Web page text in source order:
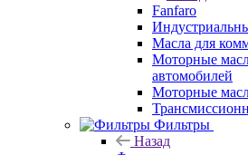
Fanfaro
Масла для
Моторные
автомобилей
Моторные
Фильтры
Назад